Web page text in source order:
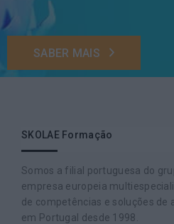
SABER MAIS
SKOLAE Formação
Somos a filial portuguesa do
empresa europeia
de competências e soluções de
em Portugal desde 1998.